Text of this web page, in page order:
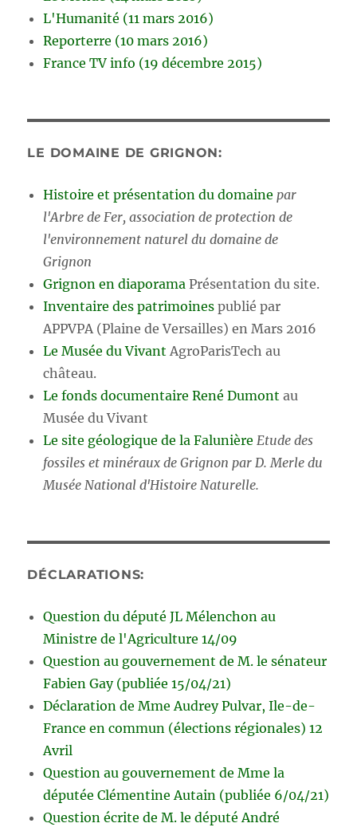
L'Humanité (11 mars 2016)
Reporterre (10 mars 2016)
France TV info (19 décembre 2015)
LE DOMAINE DE GRIGNON:
Histoire et présentation du domaine par
l'Arbre de Fer, association de protection de
l'environnement naturel du domaine de
Grignon
Grignon en diaporama Présentation du site.
Inventaire des patrimoines publié par
APPVPA (Plaine de Versailles) en Mars 2016
Le Musée du Vivant AgroParisTech au
château.
Le fonds documentaire René Dumont au
Musée du Vivant
Le site géologique de la Falunière Etude des
fossiles et minéraux de Grignon par D. Merle du
Musée National d'Histoire Naturelle.
DÉCLARATIONS:
Question du député JL Mélenchon au
Ministre de l'Agriculture 14/09
Question au gouvernement de M. le sénateur
Fabien Gay (publiée 15/04/21)
Déclaration de Mme Audrey Pulvar, Ile-de-
France en commun (élections régionales) 12
Avril
Question au gouvernement de Mme la
députée Clémentine Autain (publiée 6/04/21)
Question écrite de M. le député André